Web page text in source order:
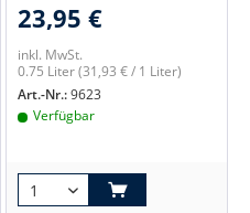
23,95 €
inkl. MwSt.
0.75 Liter(31,93 € / 1 Liter)
Art.-Nr.:9623
Verfügbar